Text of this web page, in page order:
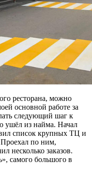
ресторана, можно
основной работе за
следующий шаг к
ушёл из найма. Начал
список крупных ТЦ и
Проехал по ним,
несколько заказов.
самого большого в